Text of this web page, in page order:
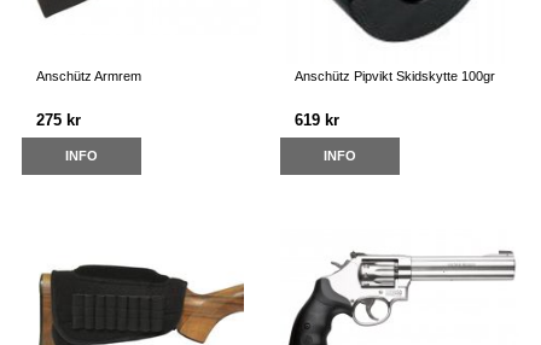
Anschütz Armrem
275 kr
INFO
Anschütz Pipvikt Skidskytte 100gr
619 kr
INFO